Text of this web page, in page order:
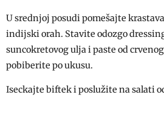
U srednjoj posudi pomešajte
indijski orah. Stavite odozgo
suncokretovog ulja i paste od
pobiberite po ukusu.
Iseckajte biftek i poslužite na salati